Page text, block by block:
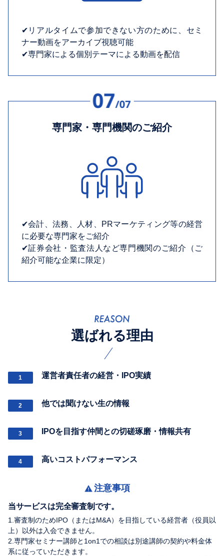
✔︎リアルタイムで参加できない方のために、セミ
ナー動画をアーカイブ視聴可能
✔︎専門家による個別テーマによる動画を配信
専門家・専門機関のご紹介
✔︎会計、法務、人材、PRマーケティング等の経営
に必要な専門家をご紹介
✔︎証券会社・監査法人など専門機関のご紹介（ご
紹介可能な企業に限定）
選ばれる理由
1 運営者責任者の経営・IPO実績
2 他では聞けない生の情報
3 IPOを目指す仲間との切磋琢磨・情報共有
4 高いコストパフォーマンス
注意事項
当サービスは完全審査制です。
1.審査制のためIPO（またはM&A）を目指している経営者（役員以
上）以外は入会できません。
2.専門家セミナー講師と1on1での相談は別途講師の契約や料金体
系に従っていただきます。